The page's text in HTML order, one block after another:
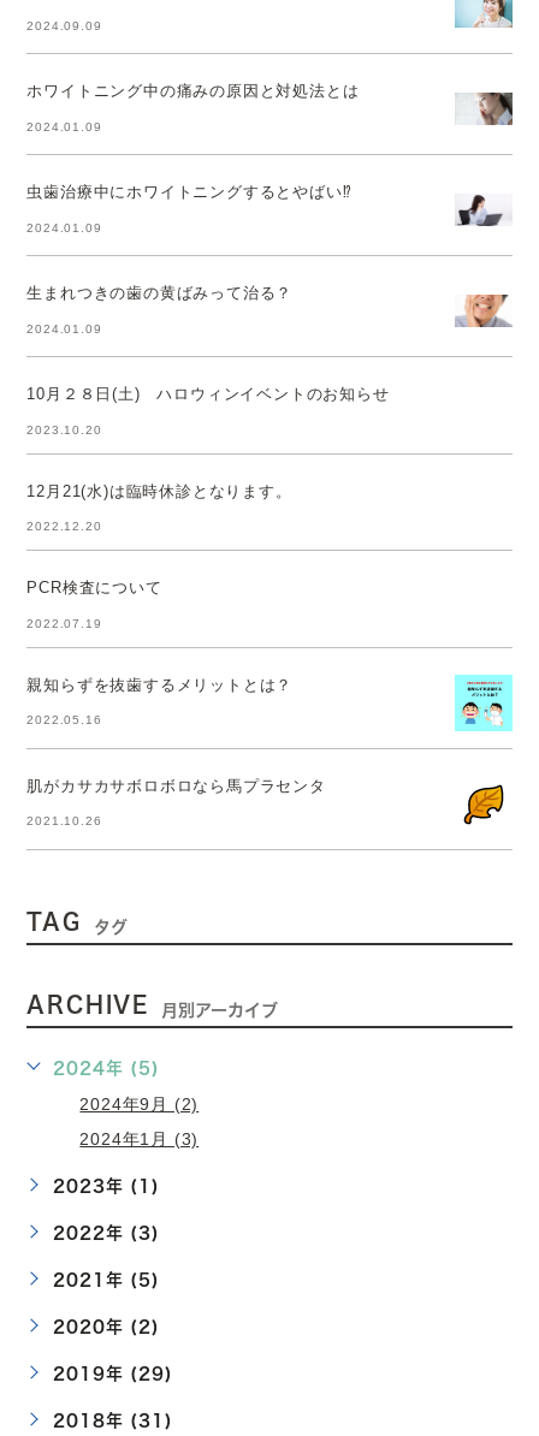
2024.09.09
ホワイトニング中の痛みの原因と対処法とは
2024.01.09
虫歯治療中にホワイトニングするとやばい⁉
2024.01.09
生まれつきの歯の黄ばみって治る？
2024.01.09
10月２８日(土) ハロウィンイベントのお知らせ
2023.10.20
12月21(水)は臨時休診となります。
2022.12.20
PCR検査について
2022.07.19
親知らずを抜歯するメリットとは？
2022.05.16
肌がカサカサボロボロなら馬プラセンタ
2021.10.26
TAG タグ
ARCHIVE 月別アーカイブ
2024年 (5)
2024年9月 (2)
2024年1月 (3)
2023年 (1)
2022年 (3)
2021年 (5)
2020年 (2)
2019年 (29)
2018年 (31)